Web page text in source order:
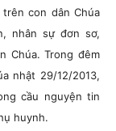
con dân Chúa
nhân sự đơn sơ,
Chúa. Trong đêm
nhật 29/12/2013,
cầu nguyện tin
huynh.